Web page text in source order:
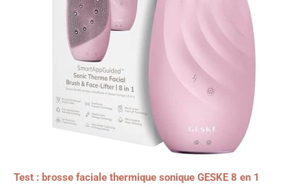
Test : brosse faciale thermique sonique GESKE 8 en 1